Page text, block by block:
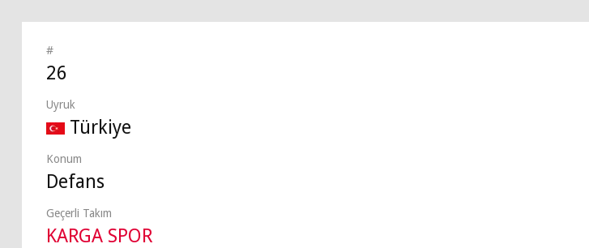
#
26
Uyruk
Türkiye
Konum
Defans
Geçerli Takım
KARGA SPOR